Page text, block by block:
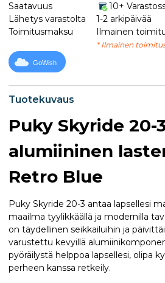
Tuotekuvaus
Puky Skyride 20-
alumiininen
Retro Blue
Puky Skyride 20-3 antaa lapsellesi
maailma tyylikkäällä ja modernilla
on täydellinen seikkailuihin ja
varustettu kevyillä
pyöräilystä helppoa lapsellesi, olipa
perheen kanssa retkeily.
Saatavuus
10+
Lähetys varastolta
1-2 arkipäivää
Toimitusmaksu
Ilmainen
* Ilmainen
GoWish